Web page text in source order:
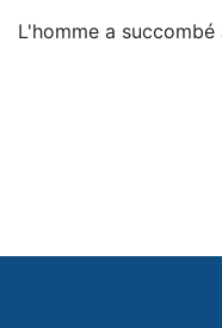
L'homme a